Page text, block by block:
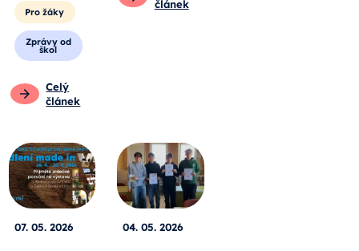
Pro žáky
Zprávy od
škol
Celý
článek
článek
07. 05. 2026 04. 05. 2026